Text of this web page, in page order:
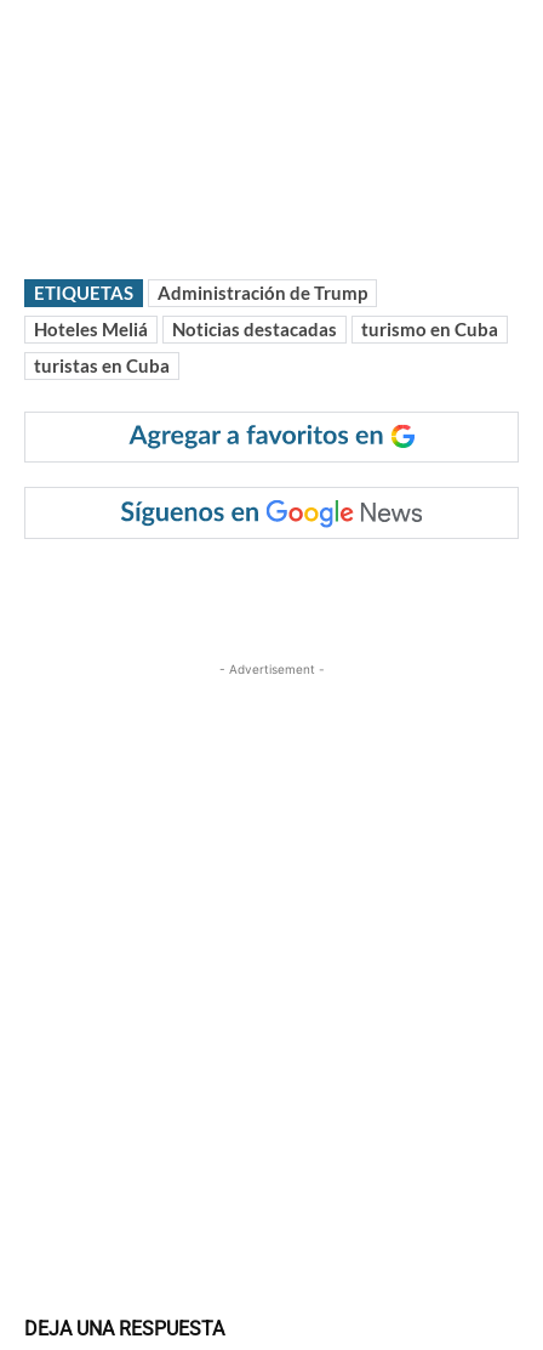
ETIQUETAS
Administración de Trump
Hoteles Meliá
Noticias destacadas
turismo en Cuba
turistas en Cuba
- Advertisement -
DEJA UNA RESPUESTA